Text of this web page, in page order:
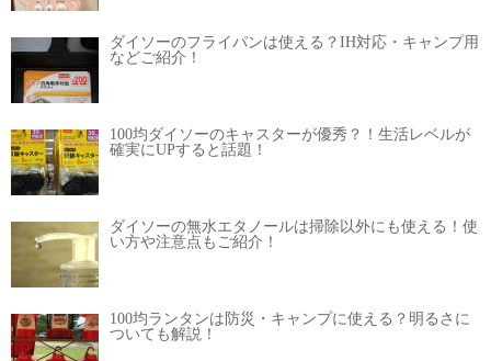
ダイソーのフライパンは使える？IH対応・キャンプ用
などご紹介！
100均ダイソーのキャスターが優秀？！生活レベルが
確実にUPすると話題！
ダイソーの無水エタノールは掃除以外にも使える！使
い方や注意点もご紹介！
100均ランタンは防災・キャンプに使える？明るさに
ついても解説！